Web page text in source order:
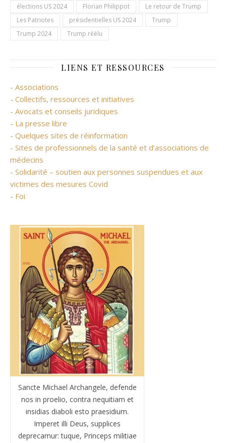
élections US 2024
Florian Philippot
Le retour de Trump
Les Patriotes
présidentielles US 2024
Trump
Trump 2024
Trump réélu
LIENS ET RESSOURCES
- Associations
- Collectifs, ressources et initiatives
- Avocats et conseils juridiques
- La presse libre
- Quelques sites de réinformation
- Sites de professionnels de la santé et d’associations de
médecins
- Solidarité – soutien aux personnes suspendues et aux
victimes des mesures Covid
- Foi
Sancte Michael Archangele, defende
nos in proelio, contra nequitiam et
insidias diaboli esto praesidium.
Imperet illi Deus, supplices
deprecamur: tuque, Princeps militiae